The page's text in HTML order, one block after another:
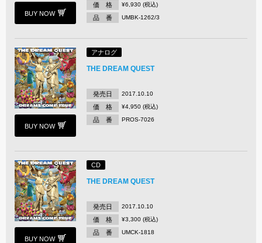
BUY NOW
価 格 ¥6,930 (税込)
品 番 UMBK-1262/3
BUY NOW
アナログ
THE DREAM QUEST
発売日 2017.10.10
価 格 ¥4,950 (税込)
品 番 PROS-7026
BUY NOW
CD
THE DREAM QUEST
発売日 2017.10.10
価 格 ¥3,300 (税込)
品 番 UMCK-1818